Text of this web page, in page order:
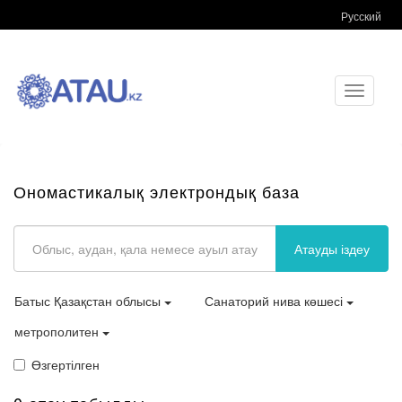
Русский
Toggle
Ономастикалық электрондық база
Атауды іздеу
Батыс Қазақстан облысы
Санаторий нива көшесі
метрополитен
Өзгертілген